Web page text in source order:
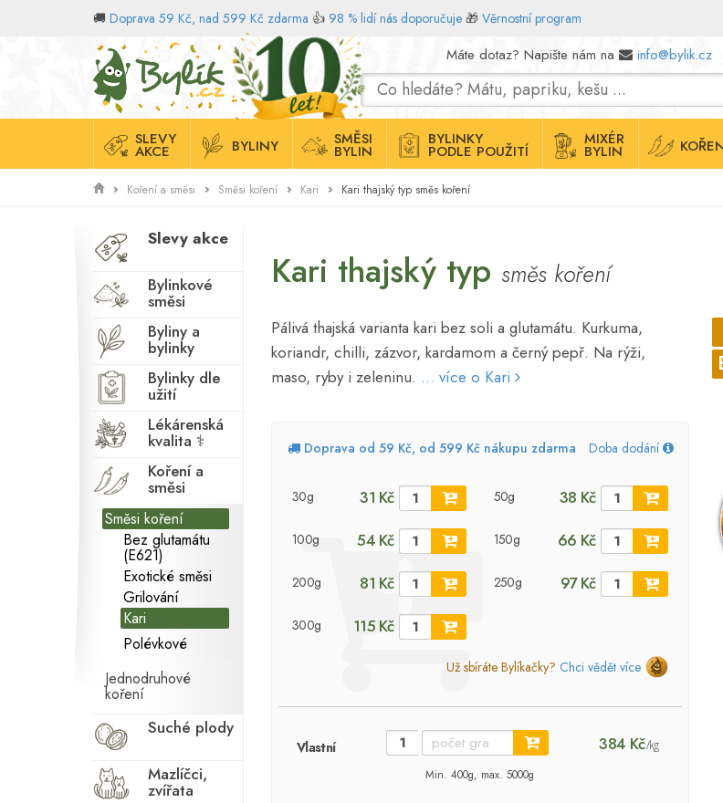
🚚 Doprava 59 Kč, nad 599 Kč zdarma 👍 98 % lidí nás doporučuje 🎁 Věrnostní program
Domů Máte dotaz? Napište nám na info@bylik.cz
SLEVY
AKCE BYLINY SMĚSI
BYLIN
BYLINKY
PODLE POUŽITÍ
MIXÉR
BYLIN
Koření a směsi Směsi koření Kari Kari thajský typ směs koření
Slevy akce
Bylinkové
směsi
Byliny a
bylinky
Bylinky dle
užití
Lékárenská
kvalita ⚕
Koření a
směsi
Směsi koření
Bez glutamátu
(E621)
Exotické směsi
Grilování
Kari
Polévkové
Jednodruhové
koření
Suché plody
Mazlíčci,
zvířata
Kari thajský typ směs koření
Pálivá thajská varianta kari bez soli a glutamátu. Kurkuma,
koriandr, chilli, zázvor, kardamom a černý pepř. Na rýži,
maso, ryby i zeleninu. ... více o Kari
Doprava od 59 Kč, od 599 Kč nákupu zdarma Doba dodání
30g 31 Kč 50g 38 Kč
100g 54 Kč 150g 66 Kč
200g 81 Kč 250g 97 Kč
300g 115 Kč
Už sbíráte Bylíkačky? Chci vědět více
Vlastní 384 Kč/kg
Min. 400g, max. 5000g